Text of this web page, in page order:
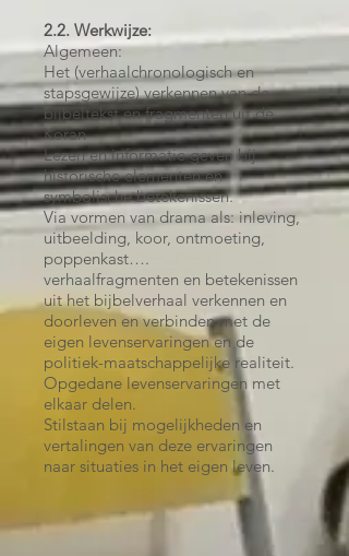
2.2. Werkwijze:
Algemeen:
Het (verhaalchronologisch en
stapsgewijze) verkennen van de
bijbeltekst en fragmenten uit de
Koran
Lezen en informatie geven bij
historische elementen en
symbolische betekenissen.
Via vormen van drama als: inleving,
uitbeelding, koor, ontmoeting,
poppenkast….
verhaalfragmenten en betekenissen
uit het bijbelverhaal verkennen en
doorleven en verbinden met de
eigen levenservaringen en de
politiek-maatschappelijke realiteit.
Opgedane levenservaringen met
elkaar delen.
Stilstaan bij mogelijkheden en
vertalingen van deze ervaringen
naar situaties in het eigen leven.